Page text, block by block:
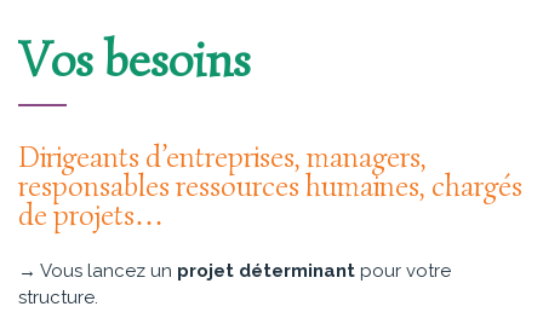
Vos besoins
Dirigeants d’entreprises, managers,
responsables ressources humaines, chargés
de projets…
→ Vous lancez un projet déterminant pour votre
structure.